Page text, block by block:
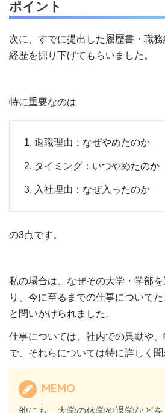
ポイント
次に、すでに提出した履歴書・職
経歴を掘り下げてもらいました。
特に重要なのは
退職理由：なぜやめたのか
タイミング：いつやめたのか
入社理由：なぜ入ったのか
の3点です。
私の場合は、なぜその大学・学部
り、今に至るまでの仕事について
と問いかけられました。
仕事については、社内での異動や
で、それらについては特に詳しく聞
MEMO
他にも、大学の休学や退学など